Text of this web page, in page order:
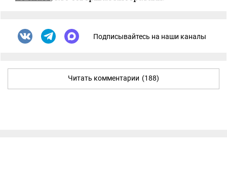
Подписывайтесь на наши каналы
Читать комментарии (188)